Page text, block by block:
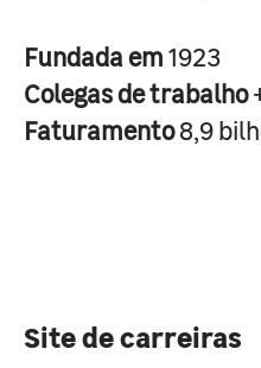
Fundada em1923
Colegas de trabalho
Faturamento8,9
Site de carreiras